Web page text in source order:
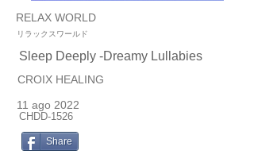
RELAX WORLD
リラックスワールド
Sleep Deeply -Dreamy Lullabies
CROIX HEALING
11 ago 2022
CHDD-1526
Share